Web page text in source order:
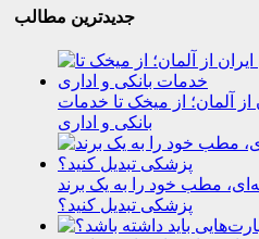
جدیدترین مطالب
آلمان؛ از میخک تا خدمات
بانکی و اداری
مطب خود را به یک برند
پزشکی تبدیل کنید؟